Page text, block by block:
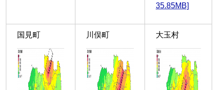
35.85MB]
国見町 川俣町 大玉村